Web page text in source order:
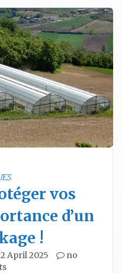
vos
d’un
!
April 2025
no